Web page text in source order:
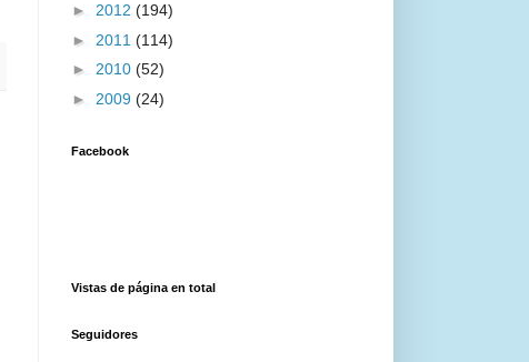
► 2012 (194)
► 2011 (114)
► 2010 (52)
► 2009 (24)
Facebook
Vistas de página en total
Seguidores